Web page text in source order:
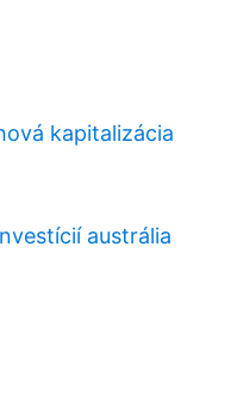
kapitalizácia
austrália